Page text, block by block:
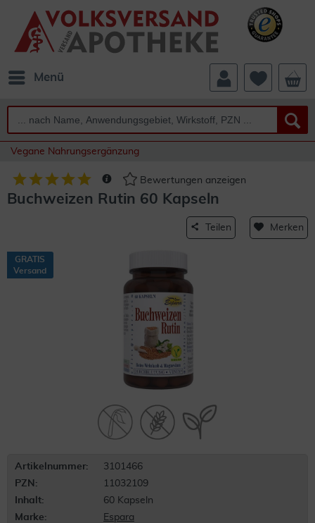
Menü
Vegane Nahrungsergänzung
Bewertungen anzeigen
Buchweizen Rutin 60 Kapseln
Teilen Merken
GRATIS
Versand
Artikelnummer:
3101466
PZN:
11032109
Inhalt:
60 Kapseln
Marke:
Espara